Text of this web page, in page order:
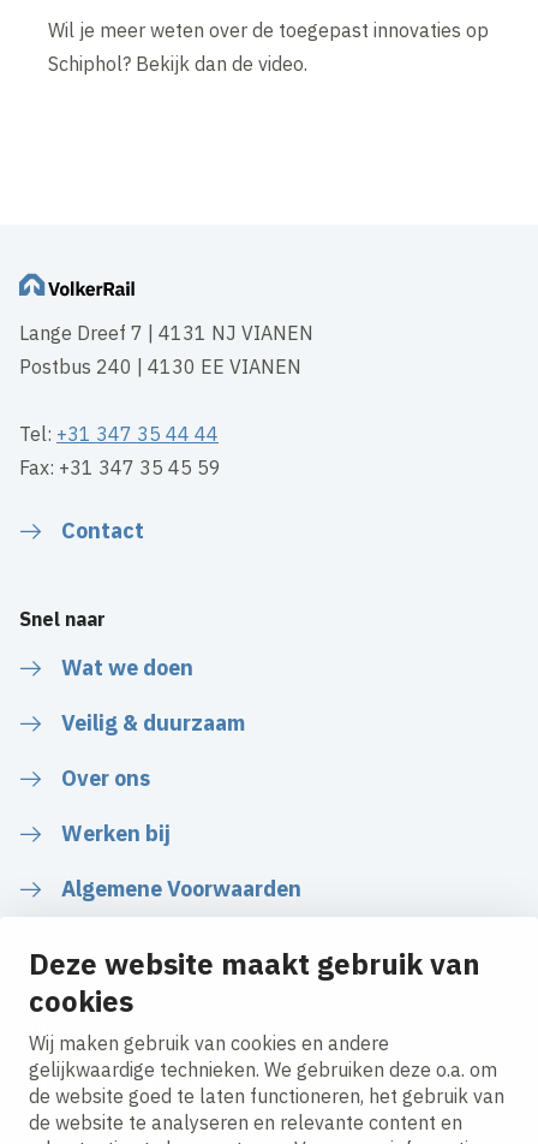
Deze website maakt gebruik van
cookies
Wij maken gebruik van cookies en andere
gelijkwaardige technieken. We gebruiken deze o.a. om
de website goed te laten functioneren, het gebruik van
de website te analyseren en relevante content en
Wil je meer weten over de toegepast innovaties op
Schiphol? Bekijk dan de video.
Lange Dreef 7 | 4131 NJ VIANEN
Postbus 240 | 4130 EE VIANEN
Tel: +31 347 35 44 44
Fax: +31 347 35 45 59
Contact
Snel naar
Wat we doen
Veilig & duurzaam
Over ons
Werken bij
Algemene Voorwaarden
LinkedInInstagramFacebookYouTube